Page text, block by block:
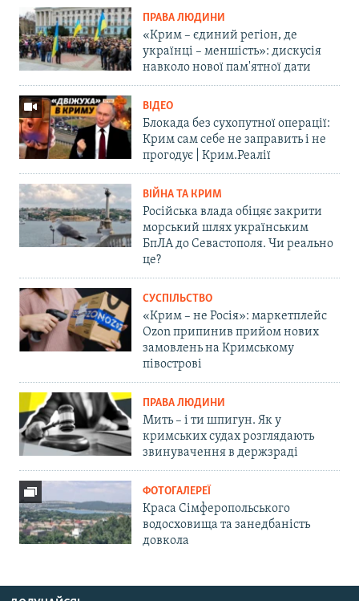
ПРАВА ЛЮДИНИ
«Крим – єдиний регіон, де
українці – меншість»: дискусія
навколо нової пам'ятної дати
ВІДЕО
Блокада без сухопутної операції:
Крим сам себе не заправить і не
прогодує | Крим.Реалії
ВІЙНА ТА КРИМ
Російська влада обіцяє закрити
морський шлях українським
БпЛА до Севастополя. Чи реально
це?
СУСПІЛЬСТВО
«Крим – не Росія»: маркетплейс
Ozon припинив прийом нових
замовлень на Кримському
півострові
ПРАВА ЛЮДИНИ
Мить – і ти шпигун. Як у
кримських судах розглядають
звинувачення в держзраді
ФОТОГАЛЕРЕЇ
Краса Сімферопольського
водосховища та занедбаність
довкола